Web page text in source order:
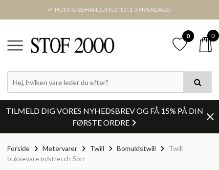
HURTIG BEHANDLINGSTID (1-3 HVERDAGE)
0 0
TILMELD DIG VORES NYHEDSBREV OG FÅ 15% PÅ DIN
FØRSTE ORDRE
Forside Metervarer Twill Bomuldstwill
Twill
buksevare m/stretch Sort